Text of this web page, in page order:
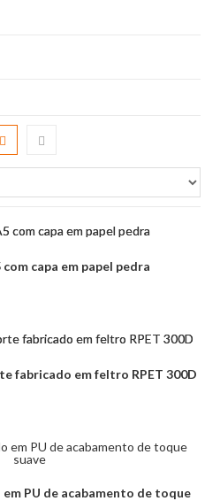
capa em papel pedra
fabricado em feltro RPET 300D
PU de acabamento de toque